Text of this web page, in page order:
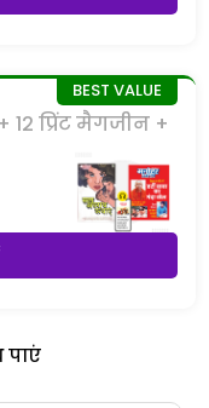
12 प्रिंट मैगजीन +
पाएं